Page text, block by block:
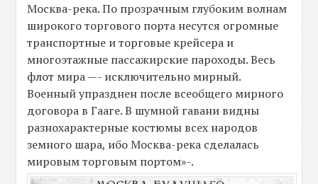
Москва-река. По прозрачным глубоким волнам
широкого торгового порта несутся огромные
транспортные и торговые крейсера и
многоэтажные пассажирские пароходы. Весь
флот мира —- исключительно мирный.
Военный упразднен после всеобщего мирного
договора в Гааге. В шумной гавани видны
разнохарактерные костюмы всех народов
земного шара, ибо Москва-река сделалась
мировым торговым портом»-.